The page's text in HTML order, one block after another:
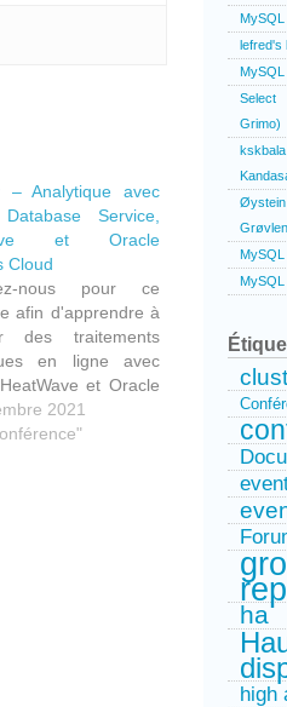
– Analytique avec
Service,
et Oracle
Cloud
nous pour ce
afin d'apprendre à
des traitements
en ligne avec
et Oracle
Cloud.2021
MySQL
lefred's
MySQL
Grimo)
Øystein
MySQL
ha
high